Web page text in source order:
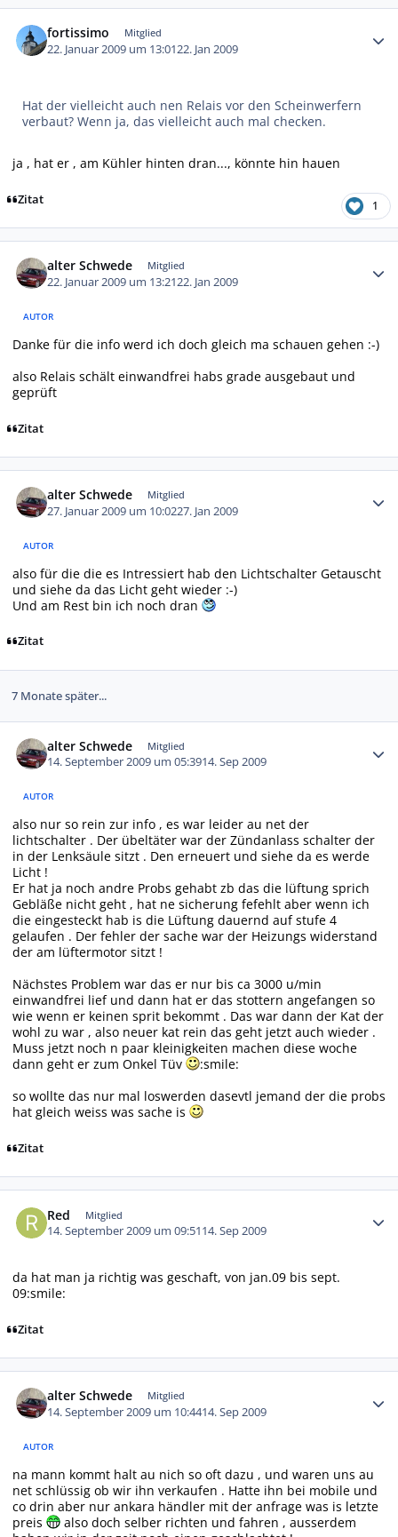
fortissimo Mitglied
22. Januar 2009 um 13:0122. Jan 2009
Hat der vielleicht auch nen Relais vor den Scheinwerfern
verbaut? Wenn ja, das vielleicht auch mal checken.
ja , hat er , am Kühler hinten dran..., könnte hin hauen
Zitat 1
alter Schwede Mitglied
22. Januar 2009 um 13:2122. Jan 2009
AUTOR
Danke für die info werd ich doch gleich ma schauen gehen :-)
also Relais schält einwandfrei habs grade ausgebaut und
geprüft
Zitat
alter Schwede Mitglied
27. Januar 2009 um 10:0227. Jan 2009
AUTOR
also für die die es Intressiert hab den Lichtschalter Getauscht
und siehe da das Licht geht wieder :-)
Und am Rest bin ich noch dran
Zitat
7 Monate später...
alter Schwede Mitglied
14. September 2009 um 05:3914. Sep 2009
AUTOR
also nur so rein zur info , es war leider au net der
lichtschalter . Der übeltäter war der Zündanlass schalter der
in der Lenksäule sitzt . Den erneuert und siehe da es werde
Licht !
Er hat ja noch andre Probs gehabt zb das die lüftung sprich
Gebläße nicht geht , hat ne sicherung fefehlt aber wenn ich
die eingesteckt hab is die Lüftung dauernd auf stufe 4
gelaufen . Der fehler der sache war der Heizungs widerstand
der am lüftermotor sitzt !
Nächstes Problem war das er nur bis ca 3000 u/min
einwandfrei lief und dann hat er das stottern angefangen so
wie wenn er keinen sprit bekommt . Das war dann der Kat der
wohl zu war , also neuer kat rein das geht jetzt auch wieder .
Muss jetzt noch n paar kleinigkeiten machen diese woche
dann geht er zum Onkel Tüv
:smile:
so wollte das nur mal loswerden dasevtl jemand der die probs
hat gleich weiss was sache is
Zitat
Red Mitglied
14. September 2009 um 09:5114. Sep 2009
da hat man ja richtig was geschaft, von jan.09 bis sept.
09:smile:
Zitat
alter Schwede Mitglied
14. September 2009 um 10:4414. Sep 2009
AUTOR
na mann kommt halt au nich so oft dazu , und waren uns au
net schlüssig ob wir ihn verkaufen . Hatte ihn bei mobile und
co drin aber nur ankara händler mit der anfrage was is letzte
preis
also doch selber richten und fahren , ausserdem